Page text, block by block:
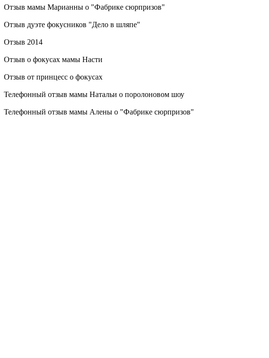
Отзыв мамы Марианны о "Фабрике сюрпризов"
Отзыв дуэте фокусников "Дело в шляпе"
Отзыв 2014
Отзыв о фокусах мамы Насти
Отзыв от принцесс о фокусах
Телефонный отзыв мамы Натальи о поролоновом шоу
Телефонный отзыв мамы Алены о "Фабрике сюрпризов"